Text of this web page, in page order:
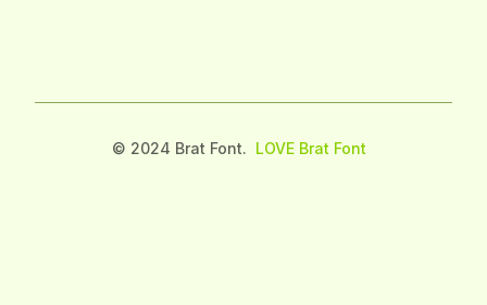
© 2024 Brat Font. LOVE Brat Font